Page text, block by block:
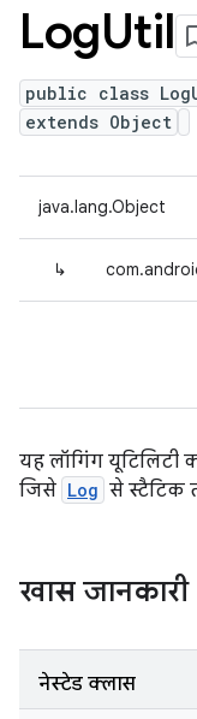
LogUtil
public class
extends Object
java.lang.Object
↳
यह लॉगिंग
जिसे Log से स्टैटिक
खास जानकारी
नेस्टेड क्लास